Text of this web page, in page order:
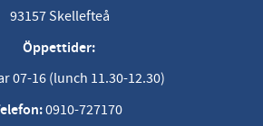
93157 Skellefteå
Öppettider:
07-16 (lunch 11.30-12.30)
0910-727170